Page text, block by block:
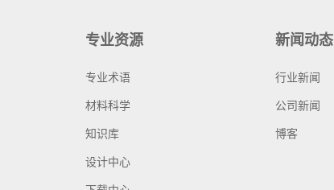
专业资源
专业术语
材料科学
知识库
设计中心
新闻动态
行业新闻
公司新闻
博客